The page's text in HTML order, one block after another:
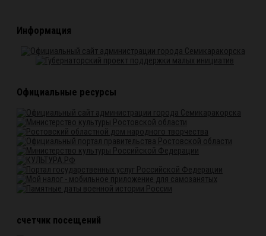
Информация
Официальные ресурсы
счетчик посещений